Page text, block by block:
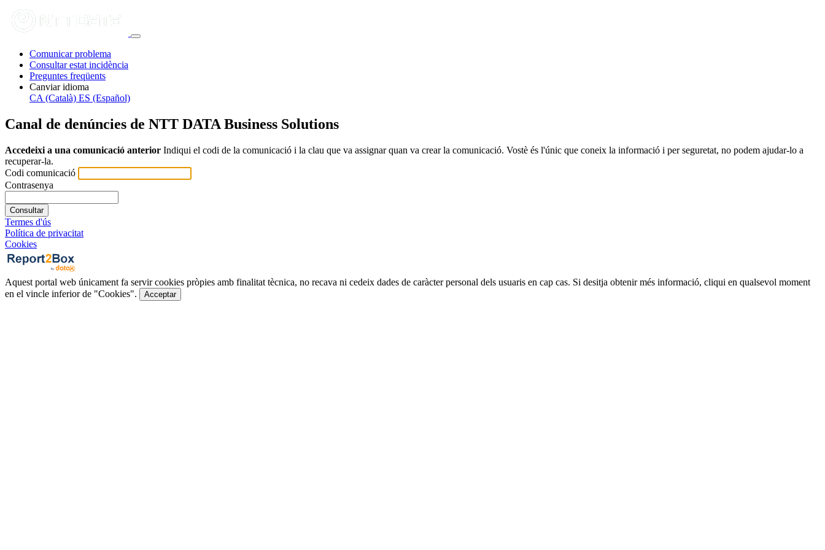
Comunicar problema
Consultar estat incidència
Preguntes freqüents
Canviar idioma
CA (Català) ES (Español)
Canal de denúncies de NTT DATA Business Solutions
Accedeixi a una comunicació anterior Indiqui el codi de la comunicació i la clau que va assignar quan va crear la comunicació. Vostè és l'únic que coneix la informació i per seguretat, no podem ajudar-lo a
recuperar-la.
Codi comunicació
Contrasenya
Consultar
Termes d'ús
Política de privacitat
Cookies
Aquest portal web únicament fa servir cookies pròpies amb finalitat tècnica, no recava ni cedeix dades de caràcter personal dels usuaris en cap cas. Si desitja obtenir més informació, cliqui en qualsevol moment
en el vincle inferior de "Cookies".
Acceptar